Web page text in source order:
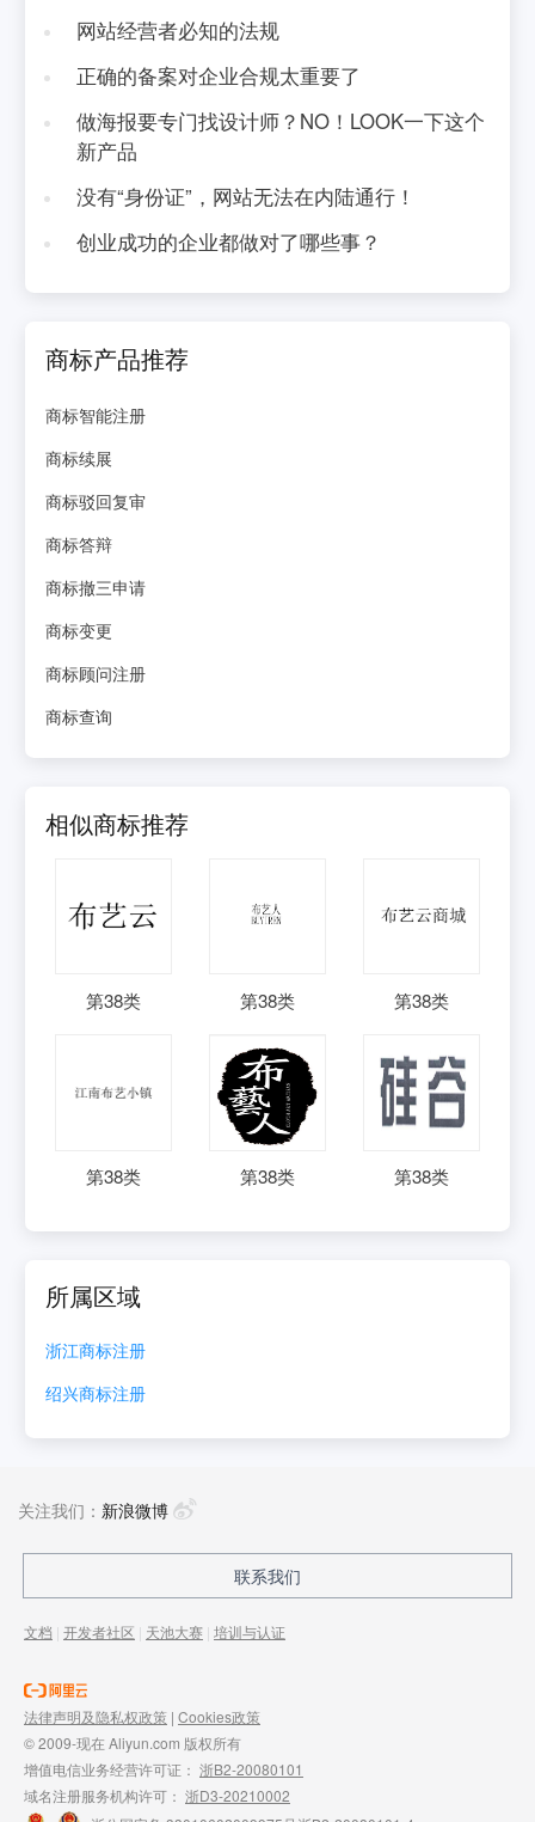
网站经营者必知的法规
正确的备案对企业合规太重要了
做海报要专门找设计师？NO！LOOK一下这个
新产品
没有“身份证”，网站无法在内陆通行！
创业成功的企业都做对了哪些事？
商标产品推荐
商标智能注册
商标续展
商标驳回复审
商标答辩
商标撤三申请
商标变更
商标顾问注册
商标查询
相似商标推荐
第38类 第38类 第38类
第38类 第38类 第38类
所属区域
浙江商标注册
绍兴商标注册